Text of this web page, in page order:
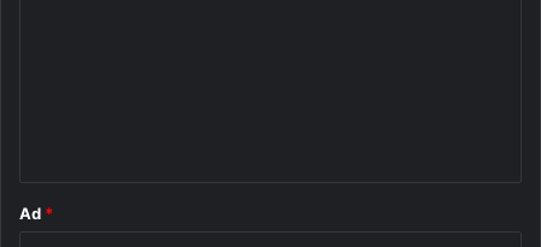
Ad *